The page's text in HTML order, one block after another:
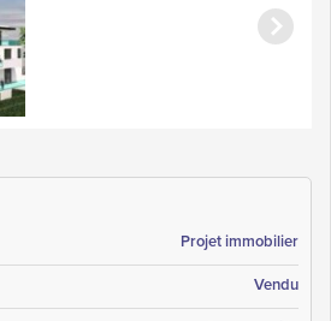
Projet immobilier
Vendu